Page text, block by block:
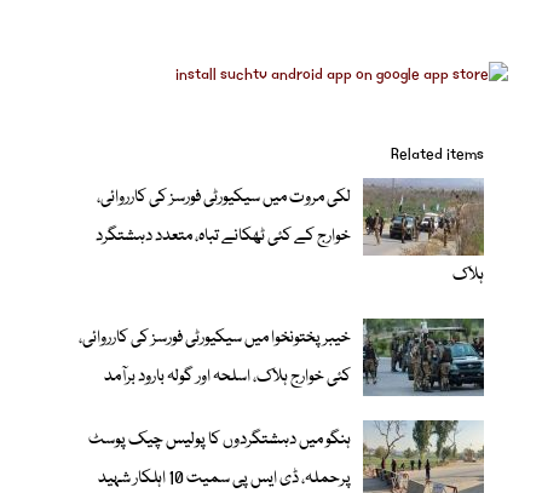
Related items
لکی مروت میں سیکیورٹی فورسز کی کارروائی،
خوارج کے کئی ٹھکانے تباہ، متعدد دہشتگرد
ہلاک
خیبر پختونخوا میں سیکیورٹی فورسز کی کارروائی،
کئی خوارج ہلاک، اسلحہ اور گولہ بارود برآمد
ہنگو میں دہشتگردوں کا پولیس چیک پوسٹ
پرحملہ، ڈی ایس پی سمیت 10 اہلکار شہید